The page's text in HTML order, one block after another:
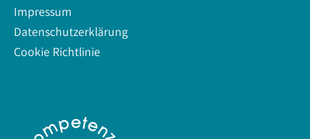
Impressum
Datenschutzerklärung
Cookie Richtlinie